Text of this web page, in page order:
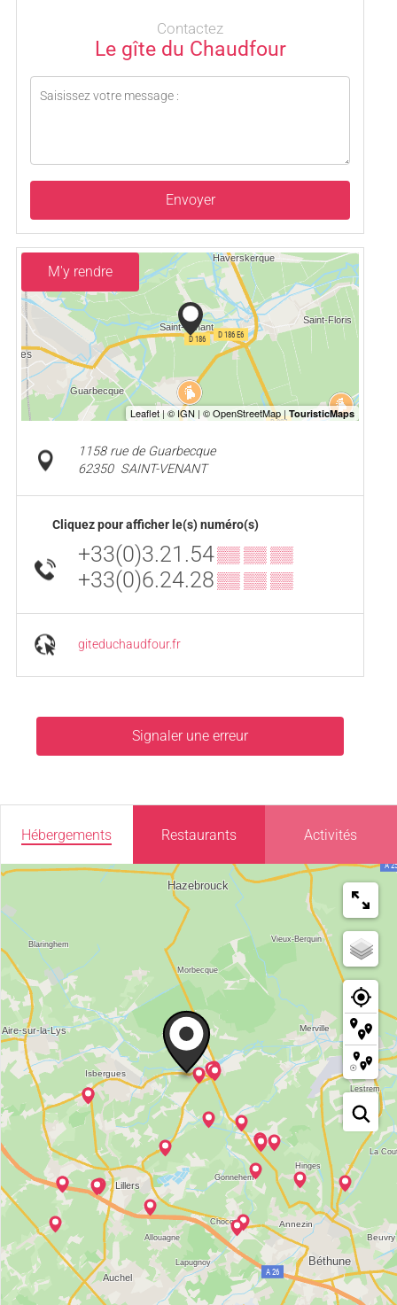
Contactez
Le gîte du Chaudfour
Envoyer
M'y rendre
1158 rue de Guarbecque
62350 SAINT-VENANT
Cliquez pour afficher le(s) numéro(s)
+33(0)3.21.54▒▒ ▒▒ ▒▒
+33(0)6.24.28▒▒ ▒▒ ▒▒
giteduchaudfour.fr
Signaler une erreur
Hébergements Restaurants Activités